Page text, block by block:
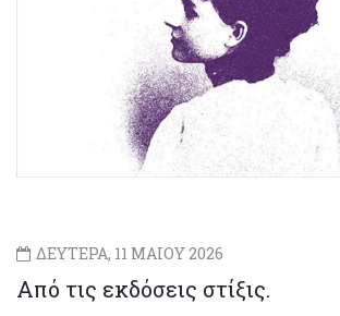
ΔΕΥΤΕΡΑ, 11 ΜΑΙΟΥ 2026
Από τις εκδόσεις στίξις.